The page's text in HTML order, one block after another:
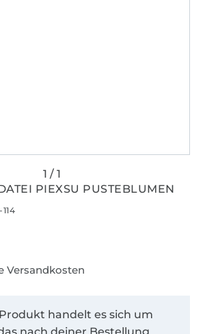
PIEXSU PUSTEBLUMEN
Versandkosten
handelt es sich um